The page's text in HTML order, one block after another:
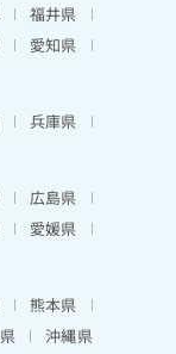
福井県
愛知県
兵庫県
広島県
愛媛県
熊本県
沖縄県